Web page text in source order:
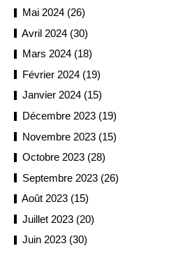
Mai 2024 (26)
Avril 2024 (30)
Mars 2024 (18)
Février 2024 (19)
Janvier 2024 (15)
Décembre 2023 (19)
Novembre 2023 (15)
Octobre 2023 (28)
Septembre 2023 (26)
Août 2023 (15)
Juillet 2023 (20)
Juin 2023 (30)